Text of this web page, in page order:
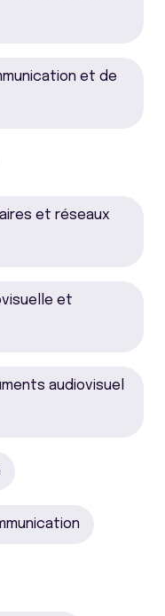
et de
et réseaux
et
audiovisuel